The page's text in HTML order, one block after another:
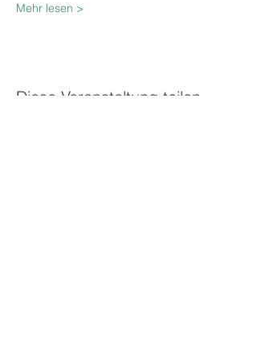
Mehr lesen >
Diese Veranstaltung teilen